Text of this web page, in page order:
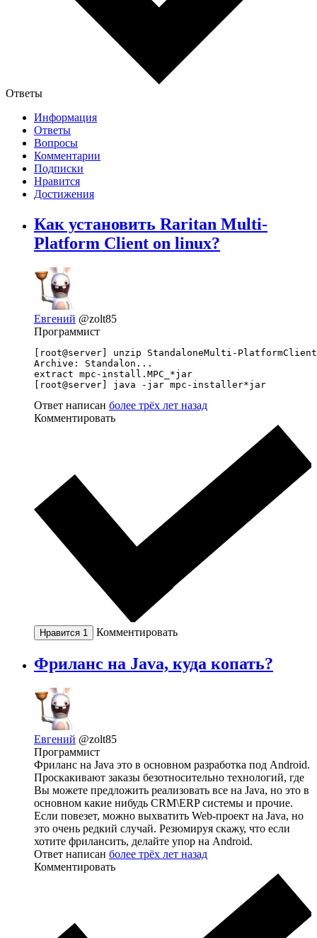
Ответы
Информация
Ответы
Вопросы
Комментарии
Подписки
Нравится
Достижения
Как установить Raritan Multi-
Platform Client on linux?
Евгений @zolt85
Программист
[root@server] unzip StandaloneMulti-
Archive: Standalon...
extract mpc-install.MPC_*jar
[root@server] java -jar mpc-installer*jar
Ответ написан более трёх лет назад
Комментировать
Нравится 1 Комментировать
Фриланс на Java, куда копать?
Евгений @zolt85
Программист
Фриланс на Java это в основном разработка под Android.
Проскакивают заказы безотносительно технологий, где
Вы можете предложить реализовать все на Java, но это в
основном какие нибудь CRM\ERP системы и прочие.
Если повезет, можно выхватить Web-проект на Java, но
это очень редкий случай. Резюмируя скажу, что если
хотите фрилансить, делайте упор на Android.
Ответ написан более трёх лет назад
Комментировать